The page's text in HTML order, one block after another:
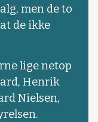
men de to
de ikke
lige netop
Henrik
Nielsen,